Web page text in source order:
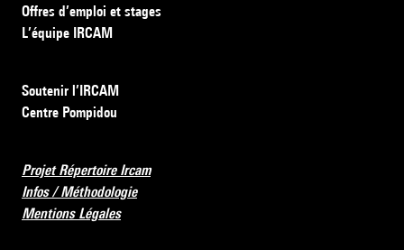
Offres d’emploi et stages
L’équipe IRCAM
Soutenir l’IRCAM
Centre Pompidou
Projet Répertoire Ircam
Infos / Méthodologie
Mentions Légales